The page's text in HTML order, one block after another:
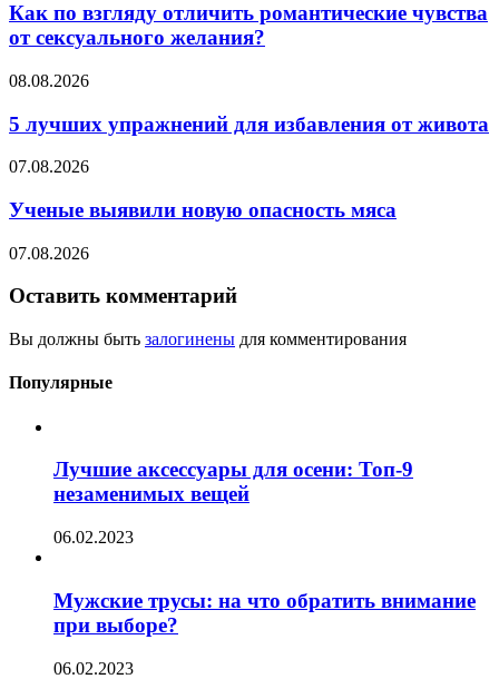
Как по взгляду отличить романтические чувства
от сексуального желания?
08.08.2026
5 лучших упражнений для избавления от живота
07.08.2026
Ученые выявили новую опасность мяса
07.08.2026
Оставить комментарий
Вы должны быть залогинены для комментирования
Популярные
Лучшие аксессуары для осени: Топ-9
незаменимых вещей
06.02.2023
Мужские трусы: на что обратить внимание
при выборе?
06.02.2023